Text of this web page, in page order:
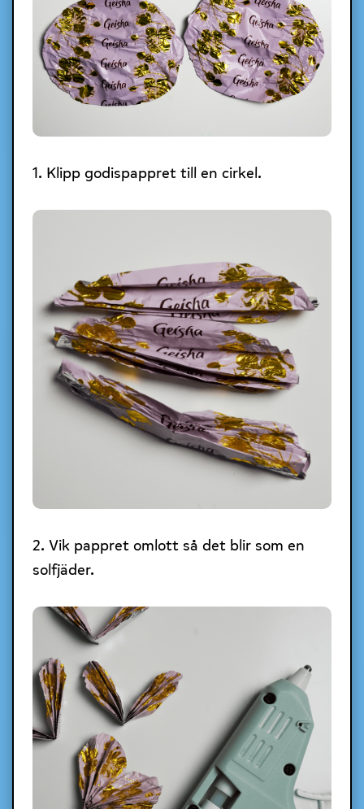
1. Klipp godispappret till en cirkel.
2. Vik pappret omlott så det blir som en
solfjäder.